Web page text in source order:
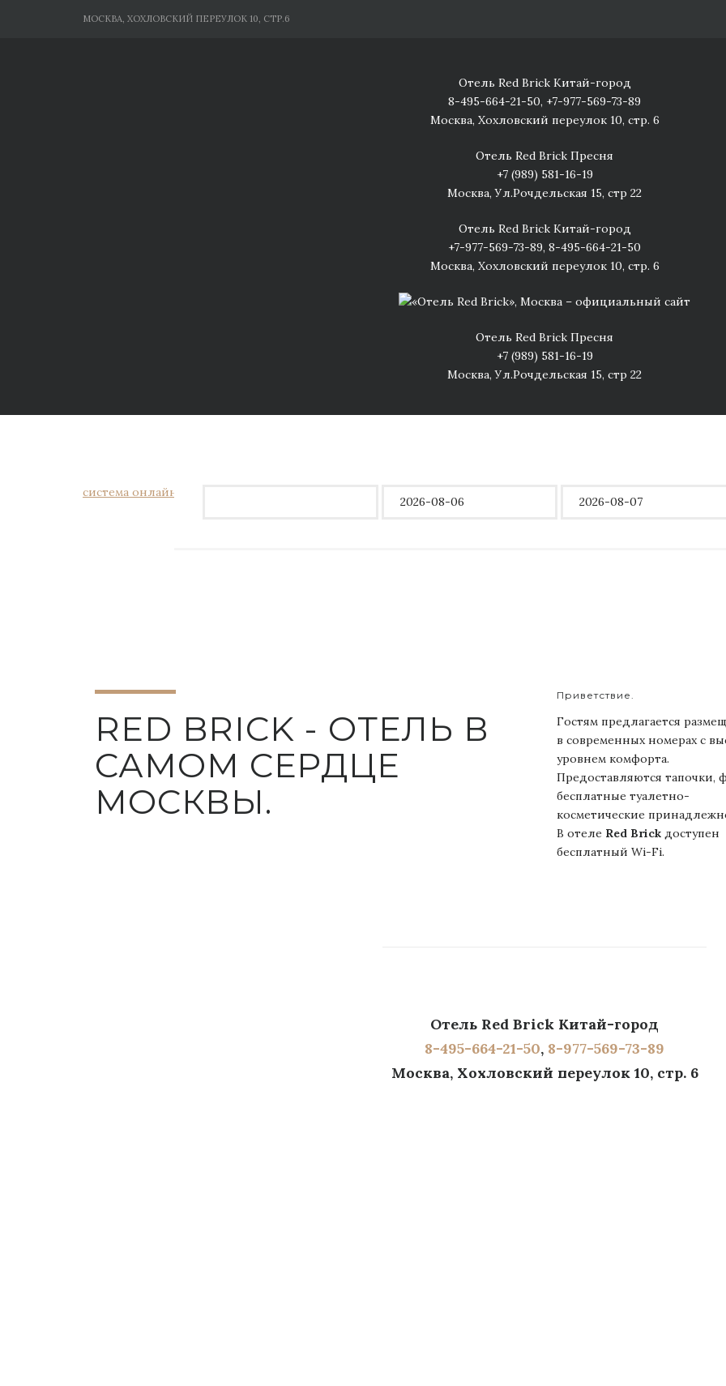
МОСКВА, ХОХЛОВСКИЙ ПЕРЕУЛОК 10, СТР.6
Отель Red Brick Китай-город
8-495-664-21-50, +7-977-569-73-89
Москва, Хохловский переулок 10, стр. 6
Отель Red Brick Пресня
+7 (989) 581-16-19
Москва, Ул.Рочдельская 15, стр 22
Отель Red Brick Китай-город
+7-977-569-73-89, 8-495-664-21-50
Москва, Хохловский переулок 10, стр. 6
Отель Red Brick Пресня
+7 (989) 581-16-19
Москва, Ул.Рочдельская 15, стр 22
система онлайн-бронирования
RED BRICK - ОТЕЛЬ В
САМОМ СЕРДЦЕ
МОСКВЫ.
Приветствие.
Гостям предлагается
в современных номерах с
уровнем комфорта.
Предоставляются тапочки,
бесплатные туалетно-
косметические
В отеле Red Brick доступен
бесплатный Wi-Fi.
Отель Red Brick Китай-город
8-495-664-21-50, 8-977-569-73-89
Москва, Хохловский переулок 10, стр. 6